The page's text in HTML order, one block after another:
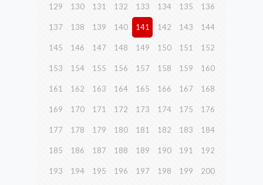
129 130 131 132 133 134 135 136
137 138 139 140 141 142 143 144
145 146 147 148 149 150 151 152
153 154 155 156 157 158 159 160
161 162 163 164 165 166 167 168
169 170 171 172 173 174 175 176
177 178 179 180 181 182 183 184
185 186 187 188 189 190 191 192
193 194 195 196 197 198 199 200